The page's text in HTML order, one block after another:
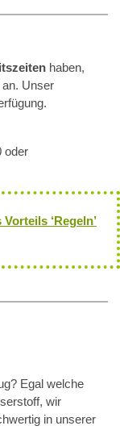
haben,
an. Unser
oder
‘Regeln’
Egal welche
wir
in unserer